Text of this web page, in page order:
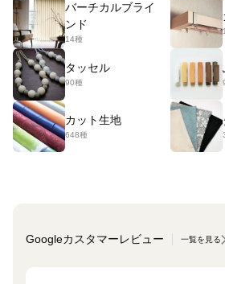
バーチカルブライ
ンド
14種
タッセル
90種
カット生地
648種
Googleカスタマーレビュー 一覧を見る